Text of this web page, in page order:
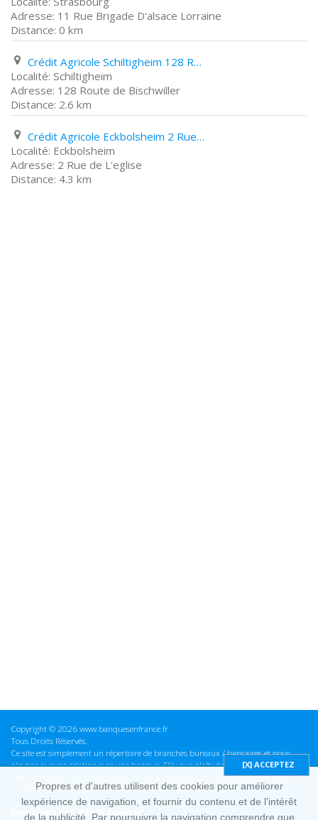
11 Rue Brigade D'alsace Lorraine
0 km
Crédit Agricole Schiltigheim 128 Route de Bischwiller
Schiltigheim
128 Route de Bischwiller
2.6 km
Crédit Agricole Eckbolsheim 2 Rue de L'eglise
Eckbolsheim
2 Rue de L'eglise
4.3 km
Copyright © 2026 www.banquesenfrance.fr
Tous Droits Réservés.
Ce site est simplement un répertoire de branches bureaux / bancaires et nous
n'avons aucune relation avec une banque. S'il vous plaît vérifier ces informations
avant d'effectuer toute opération, nous ne sommes pas responsables des erreurs
ou des omissions dans les informations que nous fournissons.
Mentions Légales & cookies
Propres et d'autres utilisent des cookies pour améliorer
lexpérience de navigation, et fournir du contenu et de l'intérêt
de la publicité. Par poursuivre la navigation comprendre que